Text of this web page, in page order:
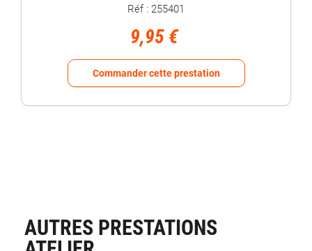
Réf : 255401
9,95 €
Commander cette prestation
AUTRES PRESTATIONS